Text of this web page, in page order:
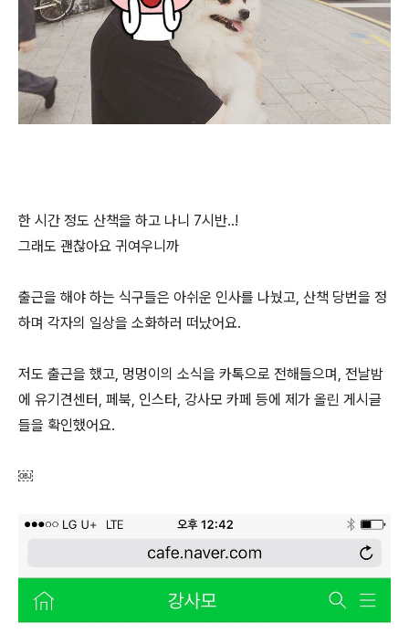
한 시간 정도 산책을 하고 나니 7시반..!
그래도 괜찮아요 귀여우니까
출근을 해야 하는 식구들은 아쉬운 인사를 나눴고, 산책 당번을 정
하며 각자의 일상을 소화하러 떠났어요.
저도 출근을 했고, 멍멍이의 소식을 카톡으로 전해들으며, 전날밤
에 유기견센터, 페북, 인스타, 강사모 카페 등에 제가 올린 게시글
들을 확인했어요.
￼​